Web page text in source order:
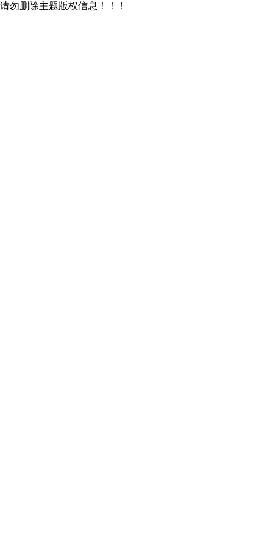
请勿删除主题版权信息！！！